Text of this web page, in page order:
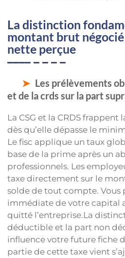
La distinction
montant brut
nette perçue
Les prélèvements
et de la crds sur la part
La CSG et la CRDS
dès qu’elle dépasse le
Le fisc applique un taux
base de la prime après un
professionnels. Les
taxe directement sur le
solde de tout compte. Vous
immédiate de votre capital
quitté l’entreprise.La
déductible et la part non
influence votre future fiche
partie de cette taxe vient